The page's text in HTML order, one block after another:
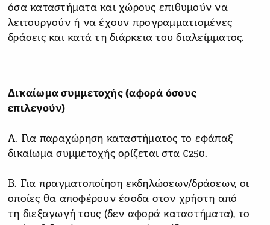
όσα καταστήματα και χώρους επιθυμούν να
λειτουργούν ή να έχουν προγραμματισμένες
δράσεις και κατά τη διάρκεια του διαλείμματος.
Δικαίωμα συμμετοχής (αφορά όσους
επιλεγούν)
Α. Για παραχώρηση καταστήματος το εφάπαξ
δικαίωμα συμμετοχής ορίζεται στα €250.
Β. Για πραγματοποίηση εκδηλώσεων/δράσεων, οι
οποίες θα αποφέρουν έσοδα στον χρήστη από
τη διεξαγωγή τους (δεν αφορά καταστήματα), το